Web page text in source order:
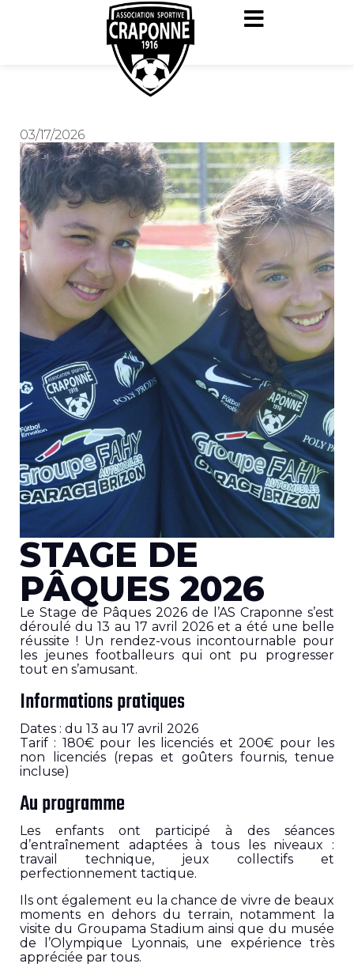
03/17/2026
STAGE DE
PÂQUES 2026
Le Stage de Pâques 2026 de l’AS Craponne s’est
déroulé du 13 au 17 avril 2026 et a été une belle
réussite ! Un rendez-vous incontournable pour
les jeunes footballeurs qui ont pu progresser
tout en s’amusant.
Informations pratiques
Dates : du 13 au 17 avril 2026
Tarif : 180€ pour les licenciés et 200€ pour les
non licenciés (repas et goûters fournis, tenue
incluse)
Au programme
Les enfants ont participé à des séances
d’entraînement adaptées à tous les niveaux :
travail technique, jeux collectifs et
perfectionnement tactique.
Ils ont également eu la chance de vivre de beaux
moments en dehors du terrain, notamment la
visite du Groupama Stadium ainsi que du musée
de l’Olympique Lyonnais, une expérience très
appréciée par tous.